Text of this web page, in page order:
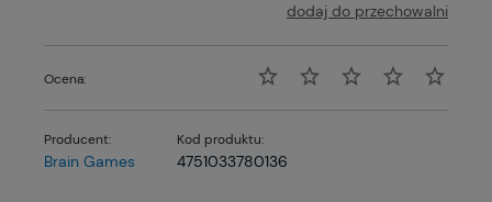
dodaj do przechowalni
Ocena:
Producent:
Brain Games
Kod produktu:
4751033780136